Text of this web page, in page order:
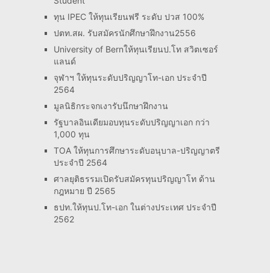
ทุน IPEC ให้ทุนเรียนฟรี ระดับ ปวส 100%
ปตท.สผ. รับสมัครนักศึกษาฝึกงาน2556
University of Bernให้ทุนเรียนป.โท สวิตเซอร์
แลนด์
จุฬาฯ ให้ทุนระดับปริญญาโท-เอก ประจำปี
2564
มูลนิธิกระจกเงารับนึกษาฝึกงาน
รัฐบาลอินเดียมอบทุนระดับปริญญาเอก กว่า
1,000 ทุน
TOA ให้ทุนการศึกษาระดับอนุบาล-ปริญญาตรี
ประจำปี 2564
ศาลยุติธรรมเปิดรับสมัครทุนปริญญาโท ด้าน
กฎหมาย ปี 2565
ธปท.ให้ทุนป.โท-เอก ในต่างประเทศ ประจำปี
2562